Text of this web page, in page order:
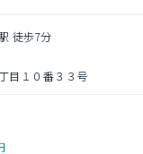
徒歩7分
目１０番３３号